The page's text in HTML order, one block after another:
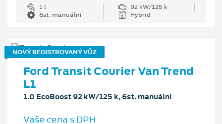
1 l
92 kW/125 k
6st. manuální
Hybrid
NOVÝ REGISTROVANÝ VŮZ
Ford Transit Courier Van Trend
L1
1.0 EcoBoost 92 kW/125 k, 6st. manuální
Vaše cena s DPH